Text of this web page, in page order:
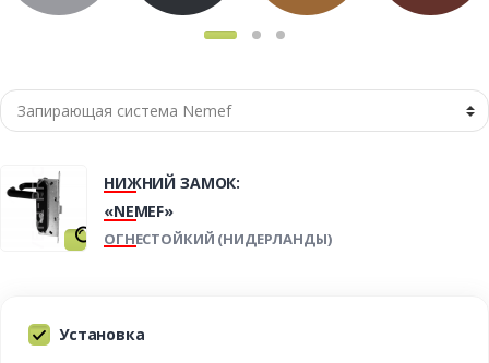
НИЖНИЙ ЗАМОК:
«NEMEF»
ОГНЕСТОЙКИЙ (НИДЕРЛАНДЫ)
Установка